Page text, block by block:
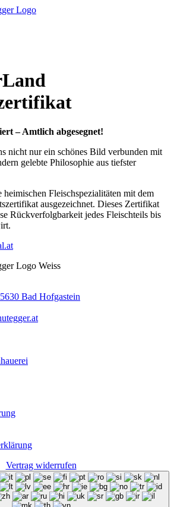
– Amtlich abgesegnet!
nicht nur ein schönes Bild verbunden mit
gelebte Philosophie aus tiefster
heimischen Fleischspezialitäten mit dem
ausgezeichnet. Dieses Zertifikat
Rückverfolgbarkeit jedes Fleischteils bis
Bad Hofgastein
Vertrag widerrufen